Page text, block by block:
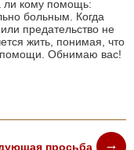
ли кому помощь:
больным. Когда
предательство не
жить, понимая, что
помощи. Обнимаю вас!
просьба